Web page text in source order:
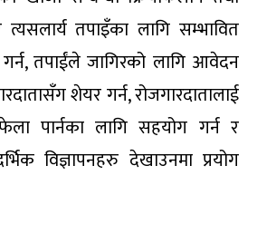
तपाइँका लागि सम्भावित
तपाईंले जागिरको लागि आवेदन
शेयर गर्न, रोजगारदातालाई
पार्नका लागि सहयोग गर्न र
विज्ञापनहरु देखाउनमा प्रयोग